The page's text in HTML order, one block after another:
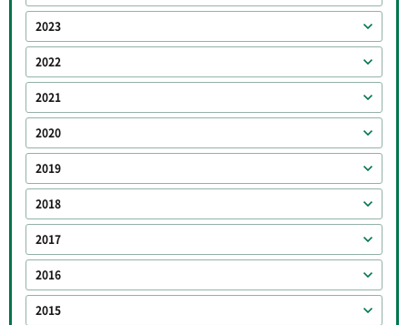
2023
2022
2021
2020
2019
2018
2017
2016
2015